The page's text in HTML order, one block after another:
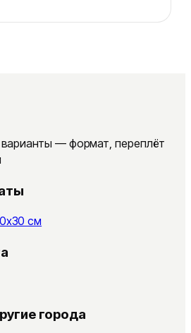
— формат, переплёт
см
города